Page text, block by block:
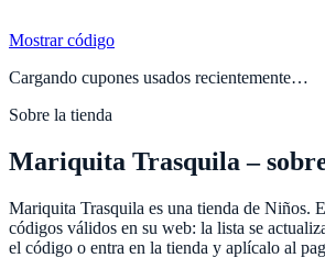
Mostrar código
Cargando cupones usados recientemente…
Sobre la tienda
Mariquita Trasquila –
Mariquita Trasquila es una tienda de Niños.
códigos válidos en su web: la lista se
el código o entra en la tienda y aplícalo al